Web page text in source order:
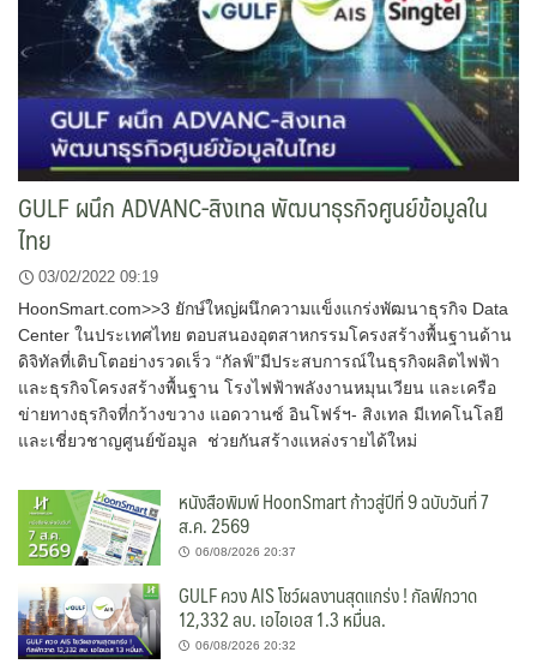
GULF ผนึก ADVANC-สิงเทล พัฒนาธุรกิจศูนย์ข้อมูลใน
ไทย
03/02/2022 09:19
HoonSmart.com>>3 ยักษ์ใหญ่ผนึกความแข็งแกร่งพัฒนาธุรกิจ Data
Center ในประเทศไทย ตอบสนองอุตสาหกรรมโครงสร้างพื้นฐานด้าน
ดิจิทัลที่เติบโตอย่างรวดเร็ว “กัลฟ์”มีประสบการณ์ในธุรกิจผลิตไฟฟ้า
และธุรกิจโครงสร้างพื้นฐาน โรงไฟฟ้าพลังงานหมุนเวียน และเครือ
ข่ายทางธุรกิจที่กว้างขวาง แอดวานซ์ อินโฟร์ฯ- สิงเทล มีเทคโนโลยี
และเชี่ยวชาญศูนย์ข้อมูล ช่วยกันสร้างแหล่งรายได้ใหม่
หนังสือพิมพ์ HoonSmart ก้าวสู่ปีที่ 9 ฉบับวันที่ 7
ส.ค. 2569
06/08/2026 20:37
GULF ควง AIS โชว์ผลงานสุดแกร่ง ! กัลฟ์กวาด
12,332 ลบ. เอไอเอส 1.3 หมื่นล.
06/08/2026 20:32